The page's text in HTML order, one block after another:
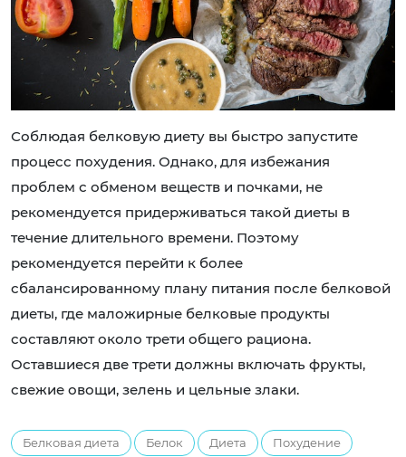
Соблюдая белковую диету вы быстро запустите
процесс похудения. Однако, для избежания
проблем с обменом веществ и почками, не
рекомендуется придерживаться такой диеты в
течение длительного времени. Поэтому
рекомендуется перейти к более
сбалансированному плану питания после белковой
диеты, где маложирные белковые продукты
составляют около трети общего рациона.
Оставшиеся две трети должны включать фрукты,
свежие овощи, зелень и цельные злаки.
Белковая диета Белок Диета Похудение